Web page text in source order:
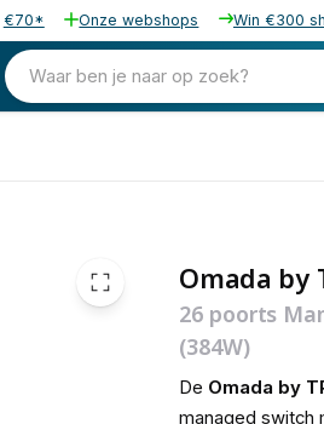
€70* Onze webshops Win €300
Waar ben je naar op zoek?
Omada by
26 poorts
(384W)
De Omada by
managed switch
279,15 excl. btw
337,77 incl. btw